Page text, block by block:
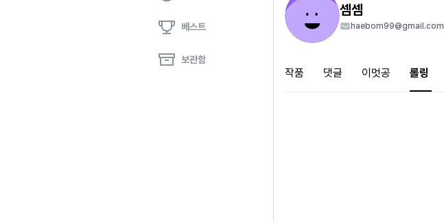
베스트
보관함
셈셈
haebom99@gmail.com
작품 댓글 이멋공 롤링